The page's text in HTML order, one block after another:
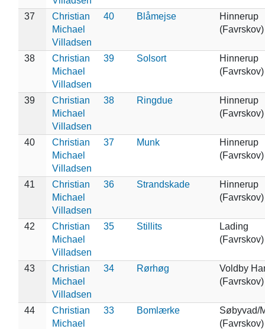
37
Christian
Michael
Villadsen
40 Blåmejse
Hinnerup
(Favrskov)
38
Christian
Michael
Villadsen
39 Solsort
Hinnerup
(Favrskov)
39
Christian
Michael
Villadsen
38 Ringdue
Hinnerup
(Favrskov)
40
Christian
Michael
Villadsen
37 Munk
Hinnerup
(Favrskov)
41
Christian
Michael
Villadsen
36 Strandskade
Hinnerup
(Favrskov)
42
Christian
Michael
Villadsen
35 Stillits
Lading
(Favrskov)
43
Christian
Michael
Villadsen
34 Rørhøg
Voldby
(Favrskov)
44
Christian
Michael
33 Bomlærke
Søbyvad/
(Favrskov)